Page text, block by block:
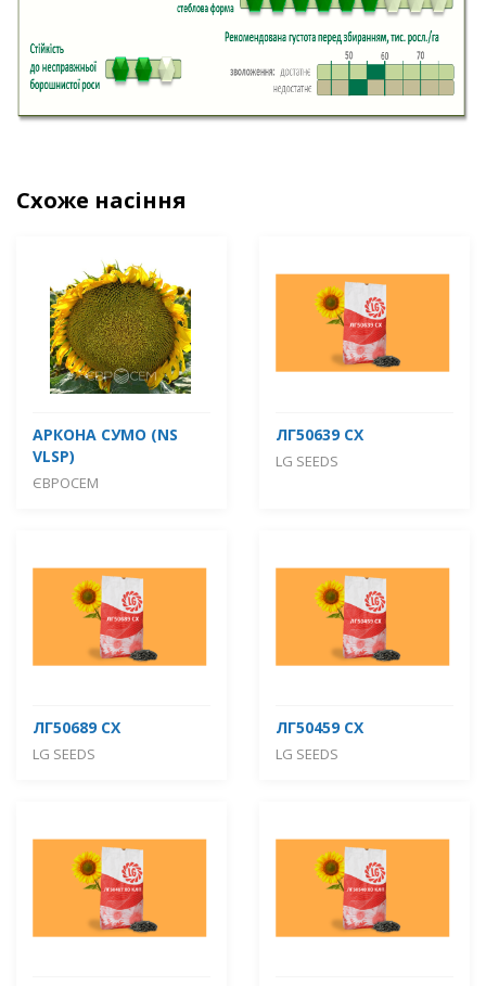
Схоже насіння
АРКОНА СУМО (NS
VLSP)
ЄВРОСЕМ
ЛГ50639 СХ
LG SEEDS
ЛГ50689 СХ
LG SEEDS
ЛГ50459 СХ
LG SEEDS